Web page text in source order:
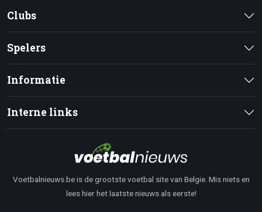
Clubs
Spelers
Informatie
Interne links
Voetbalnieuws.be is de grootste voetbal site van Belgie. Mis niets en
lees hier het laatste nieuws als eerste!